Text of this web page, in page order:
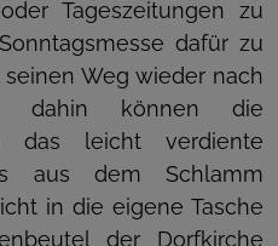
Tageszeitungen zu
dafür zu
Weg wieder nach
dahin können die
das leicht verdiente
aus dem Schlamm
in die eigene Tasche
der Dorfkirche